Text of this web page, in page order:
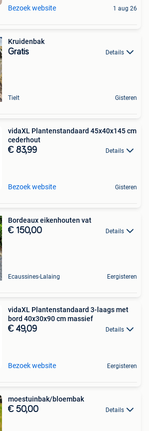
Bezoek website 1 aug 26
Kruidenbak
Gratis Details
Tielt Gisteren
vidaXL Plantenstandaard 45x40x145 cm
cederhout
€ 83,99 Details
Bezoek website Gisteren
Bordeaux eikenhouten vat
€ 150,00 Details
Ecaussines-Lalaing Eergisteren
vidaXL Plantenstandaard 3-laags met
bord 40x30x90 cm massief
€ 49,09 Details
Bezoek website Eergisteren
moestuinbak/bloembak
€ 50,00 Details